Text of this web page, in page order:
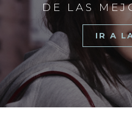
DE LAS
IR A